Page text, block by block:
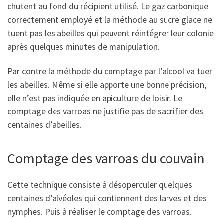
chutent au fond du récipient utilisé. Le gaz carbonique
correctement employé et la méthode au sucre glace ne
tuent pas les abeilles qui peuvent réintégrer leur colonie
après quelques minutes de manipulation.
Par contre la méthode du comptage par l’alcool va tuer
les abeilles. Même si elle apporte une bonne précision,
elle n’est pas indiquée en apiculture de loisir. Le
comptage des varroas ne justifie pas de sacrifier des
centaines d’abeilles.
Comptage des varroas du couvain
Cette technique consiste à désoperculer quelques
centaines d’alvéoles qui contiennent des larves et des
nymphes. Puis à réaliser le comptage des varroas.